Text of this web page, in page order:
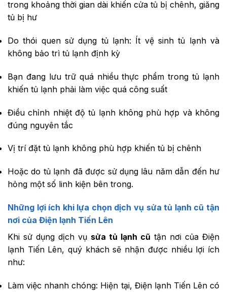
trong khoảng thời gian dài khiến cửa tủ bị chênh, giăng
tủ bị hư
Do thói quen sử dụng tủ lạnh: Ít vệ sinh tủ lạnh và
không bảo trì tủ lạnh định kỳ
Bạn đang lưu trữ quá nhiều thực phẩm trong tủ lạnh
khiến tủ lạnh phải làm việc quá công suất
Điều chỉnh nhiệt độ tủ lạnh không phù hợp và không
đúng nguyên tắc
Vị trí đặt tủ lạnh không phù hợp khiến tủ bị chênh
Hoặc do tủ lạnh đã được sử dụng lâu năm dẫn đến hư
hỏng một số linh kiện bên trong.
Những lợi ích khi lựa chọn dịch vụ sửa tủ lạnh cũ tận
nơi của Điện lạnh Tiến Lên
Khi sử dụng dịch vụ sửa tủ lạnh cũ tận nơi của Điện
lạnh Tiến Lên, quý khách sẽ nhận được nhiều lợi ích
như:
Làm việc nhanh chóng: Hiện tại, Điện lạnh Tiến Lên có